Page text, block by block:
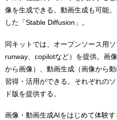
像を生成できる。動画生成も可能
した「Stable Diffusion」。
同キットでは、オープンソース用
runway、copilotなど）を提供。画
から画像）、動画生成（画像から
習得・活用ができる。それぞれの
ド版を提供する。
画像・動画生成AIをはじめて体験